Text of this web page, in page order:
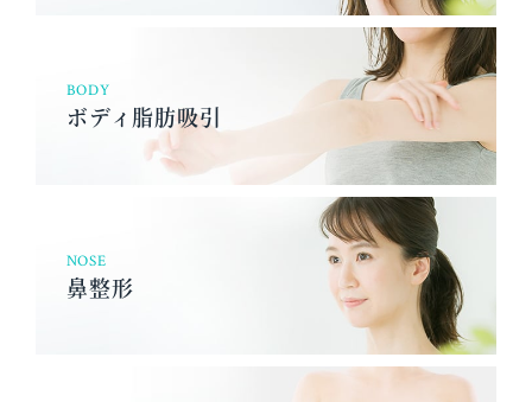
BODY
ボディ脂肪吸引
NOSE
鼻整形